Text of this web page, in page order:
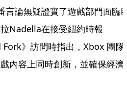
言論無疑證實了遊戲部門面臨
Nadella在接受紐約時報
》訪問時指出，Xbox 團隊
內容上同時創新，並確保經濟